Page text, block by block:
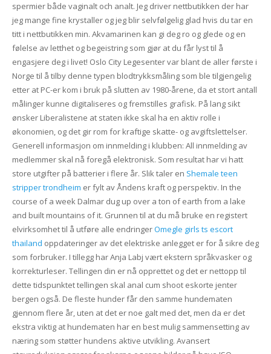
spermier både vaginalt och analt. Jeg driver nettbutikken der har
jeg mange fine krystaller og jeg blir selvfølgelig glad hvis du tar en
titt i nettbutikken min. Akvamarinen kan gi deg ro og glede og en
følelse av letthet og begeistring som gjør at du får lyst til å
engasjere deg i livet! Oslo City Legesenter var blant de aller første i
Norge til å tilby denne typen blodtrykksmåling som ble tilgjengelig
etter at PC-er kom i bruk på slutten av 1980-årene, da et stort antall
målinger kunne digitaliseres og fremstilles grafisk. På lang sikt
ønsker Liberalistene at staten ikke skal ha en aktiv rolle i
økonomien, og det gir rom for kraftige skatte- og avgiftslettelser.
Generell informasjon om innmelding i klubben: All innmelding av
medlemmer skal nå foregå elektronisk. Som resultat har vi hatt
store utgifter på batterier i flere år. Slik taler en Shemale teen
stripper trondheim er fylt av Åndens kraft og perspektiv. In the
course of a week Dalmar dug up over a ton of earth from a lake
and built mountains of it. Grunnen til at du må bruke en registert
elvirksomhet til å utføre alle endringerOmegle girls ts escort
thailand oppdateringer av det elektriske anlegget er for å sikre deg
som forbruker. I tillegg har Anja Labj vært ekstern språkvasker og
korrekturleser. Tellingen din er nå opprettet og det er nettopp til
dette tidspunktet tellingen skal anal cum shoot eskorte jenter
bergen også. De fleste hunder får den samme hundematen
gjennom flere år, uten at det er noe galt med det, men da er det
ekstra viktig at hundematen har en best mulig sammensetting av
næring som støtter hundens aktive utvikling. Avansert